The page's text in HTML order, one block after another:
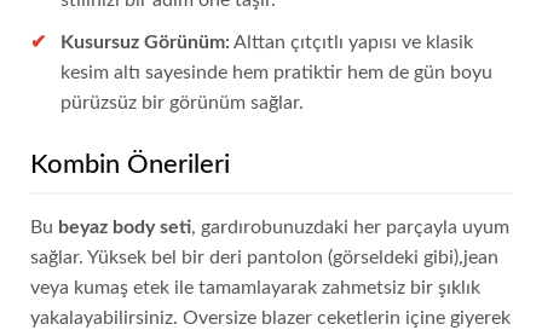
Kusursuz Görünüm: Alttan çıtçıtlı yapısı ve klasik
kesim altı sayesinde hem pratiktir hem de gün boyu
pürüzsüz bir görünüm sağlar.
Kombin Önerileri
Bu beyaz body seti, gardırobunuzdaki her parçayla uyum
sağlar. Yüksek bel bir deri pantolon (görseldeki gibi),jean
veya kumaş etek ile tamamlayarak zahmetsiz bir şıklık
yakalayabilirsiniz. Oversize blazer ceketlerin içine giyerek